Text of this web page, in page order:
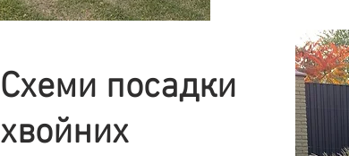
Схеми посадки
хвойних